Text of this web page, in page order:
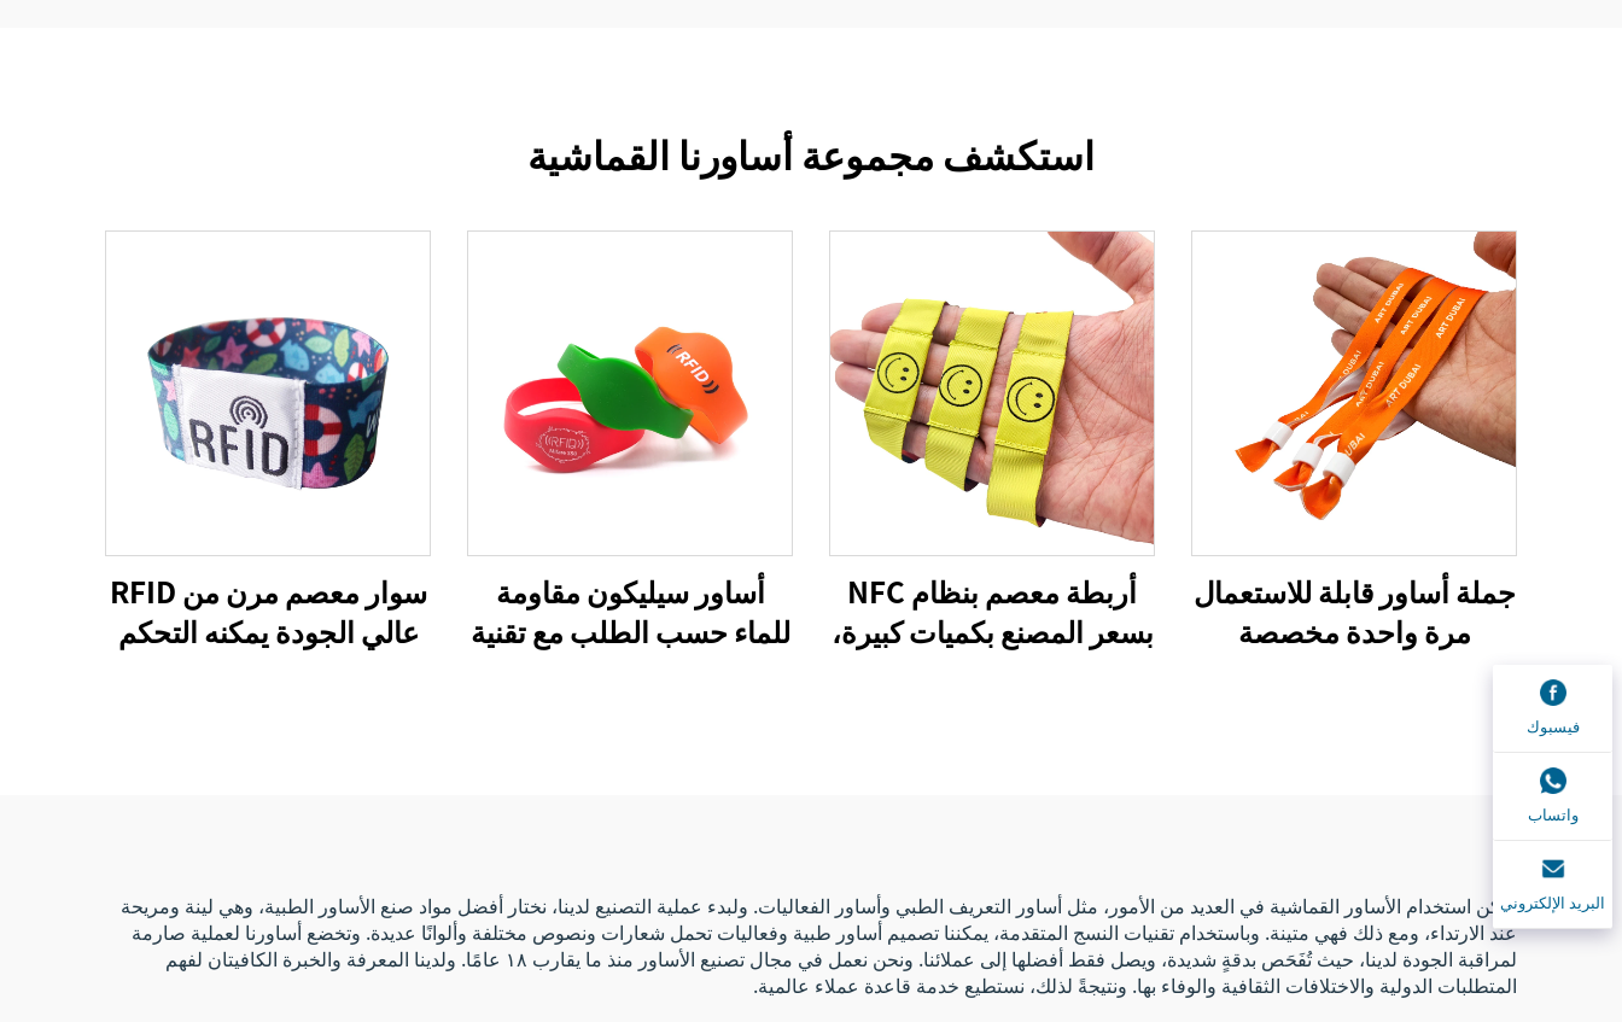
استكشف مجموعة أساورنا القماشية
جملة أساور قابلة للاستعمال
مرة واحدة مخصصة
أربطة معصم بنظام NFC
بسعر المصنع بكميات كبيرة،
أساور سيليكون مقاومة
للماء حسب الطلب مع تقنية
سوار معصم مرن من RFID
عالي الجودة يمكنه التحكم
يمكن استخدام الأساور القماشية في العديد من الأمور، مثل أساور التعريف الطبي وأساور الفعاليات. ولبدء عملية التصنيع لدينا، نختار أفضل مواد صنع الأساور الطبية، وهي لينة ومريحة
عند الارتداء، ومع ذلك فهي متينة. وباستخدام تقنيات النسج المتقدمة، يمكننا تصميم أساور طبية وفعاليات تحمل شعارات ونصوص مختلفة وألوانًا عديدة. وتخضع أساورنا لعملية صارمة
لمراقبة الجودة لدينا، حيث تُفَحَص بدقةٍ شديدة، ويصل فقط أفضلها إلى عملائنا. ونحن نعمل في مجال تصنيع الأساور منذ ما يقارب ١٨ عامًا. ولدينا المعرفة والخبرة الكافيتان لفهم
المتطلبات الدولية والاختلافات الثقافية والوفاء بها. ونتيجةً لذلك، نستطيع خدمة قاعدة عملاء عالمية.
فيسبوك
واتساب
البريد الإلكتروني